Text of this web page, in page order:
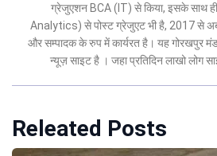
ग्रेजुएशन BCA (IT) से किया, इसके साथ
Analytics) से पोस्ट ग्रेजुएट भी है, 2017 से
और सम्पादक के रुप में कार्यरत है। यह गोरखपुर
न्यूज़ साइट है । जहा प्रतिदिन लाखो लोग
Releated Posts